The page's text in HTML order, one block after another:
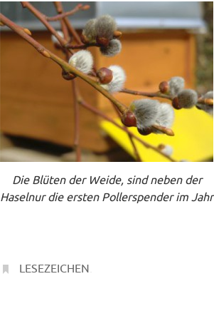
Die Blüten der Weide, sind neben der
Haselnur die ersten Pollerspender im Jahr
LESEZEICHEN